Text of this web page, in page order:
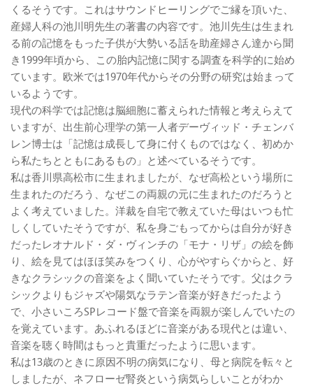
くるそうです。これはサウンドヒーリングでご縁を頂いた、
産婦人科の池川明先生の著書の内容です。池川先生は生まれ
る前の記憶をもった子供が大勢いる話を助産婦さん達から聞
き1999年頃から、この胎内記憶に関する調査を科学的に始め
ています。欧米では1970年代からその分野の研究は始まって
いるようです。
現代の科学では記憶は脳細胞に蓄えられた情報と考えらえて
いますが、出生前心理学の第一人者デーヴィッド・チェンバ
レン博士は「記憶は成長して身に付くものではなく、初めか
ら私たちとともにあるもの」と述べているそうです。
私は香川県高松市に生まれましたが、なぜ高松という場所に
生まれたのだろう、なぜこの両親の元に生まれたのだろうと
よく考えていました。洋裁を自宅で教えていた母はいつも忙
しくしていたそうですが、私を身ごもってからは自分が好き
だったレオナルド・ダ・ヴィンチの「モナ・リザ」の絵を飾
り、絵を見てはほほ笑みをつくり、心がやすらぐからと、好
きなクラシックの音楽をよく聞いていたそうです。父はクラ
シックよりもジャズや陽気なラテン音楽が好きだったよう
で、小さいころSPレコード盤で音楽を両親が楽しんでいたの
を覚えています。あふれるほどに音楽がある現代とは違い、
音楽を聴く時間はもっと貴重だったように思います。
私は13歳のときに原因不明の病気になり、母と病院を転々と
しましたが、ネフローゼ腎炎という病気らしいことがわか